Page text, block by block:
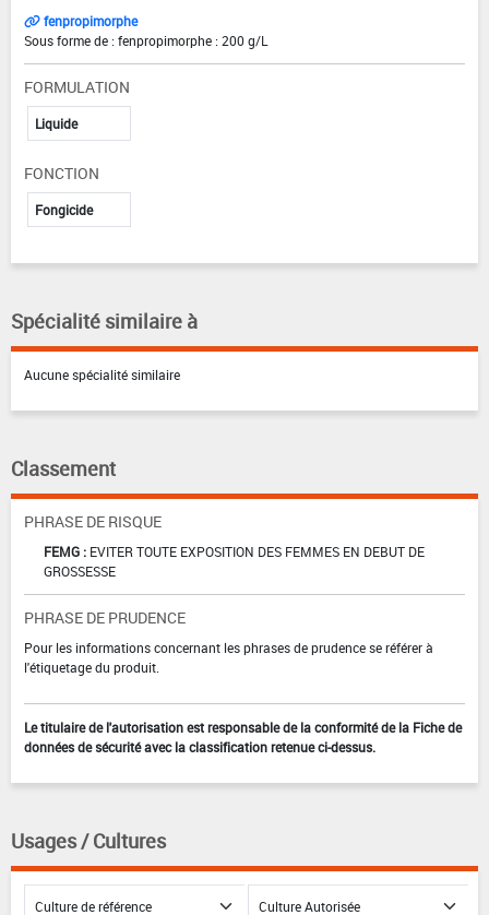
fenpropimorphe
Sous forme de : fenpropimorphe : 200 g/L
FORMULATION
Liquide
FONCTION
Fongicide
Spécialité similaire à
Aucune spécialité similaire
Classement
PHRASE DE RISQUE
FEMG : EVITER TOUTE EXPOSITION DES FEMMES EN DEBUT DE
GROSSESSE
PHRASE DE PRUDENCE
Pour les informations concernant les phrases de prudence se référer à
l'étiquetage du produit.
Le titulaire de l'autorisation est responsable de la conformité de la Fiche de
données de sécurité avec la classification retenue ci-dessus.
Usages / Cultures